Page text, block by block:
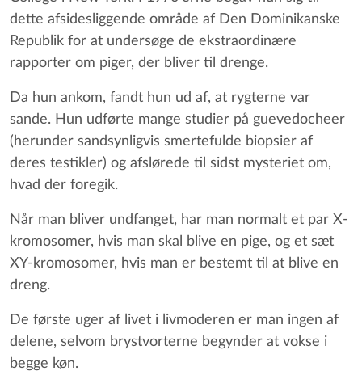
dette afsidesliggende område af Den Dominikanske
Republik for at undersøge de ekstraordinære
rapporter om piger, der bliver til drenge.
Da hun ankom, fandt hun ud af, at rygterne var
sande. Hun udførte mange studier på guevedocheer
(herunder sandsynligvis smertefulde biopsier af
deres testikler) og afslørede til sidst mysteriet om,
hvad der foregik.
Når man bliver undfanget, har man normalt et par X-
kromosomer, hvis man skal blive en pige, og et sæt
XY-kromosomer, hvis man er bestemt til at blive en
dreng.
De første uger af livet i livmoderen er man ingen af
delene, selvom brystvorterne begynder at vokse i
begge køn.